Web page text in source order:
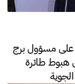
مسؤول برج
هبوط طائرة